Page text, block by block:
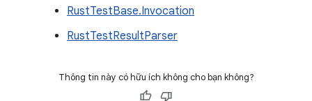
RustTestBase.Invocation
RustTestResultParser
Thông tin này có hữu ích không cho bạn không?